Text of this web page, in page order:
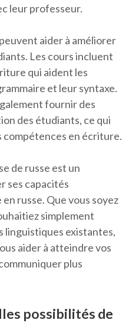
leur professeur.
aider à améliorer
Les cours incluent
qui aident les
et leur syntaxe.
fournir des
des étudiants, ce qui
compétences en écriture.
de russe est un
ses capacités
russe. Que vous soyez
simplement
linguistiques existantes,
aider à atteindre vos
plus
possibilités de